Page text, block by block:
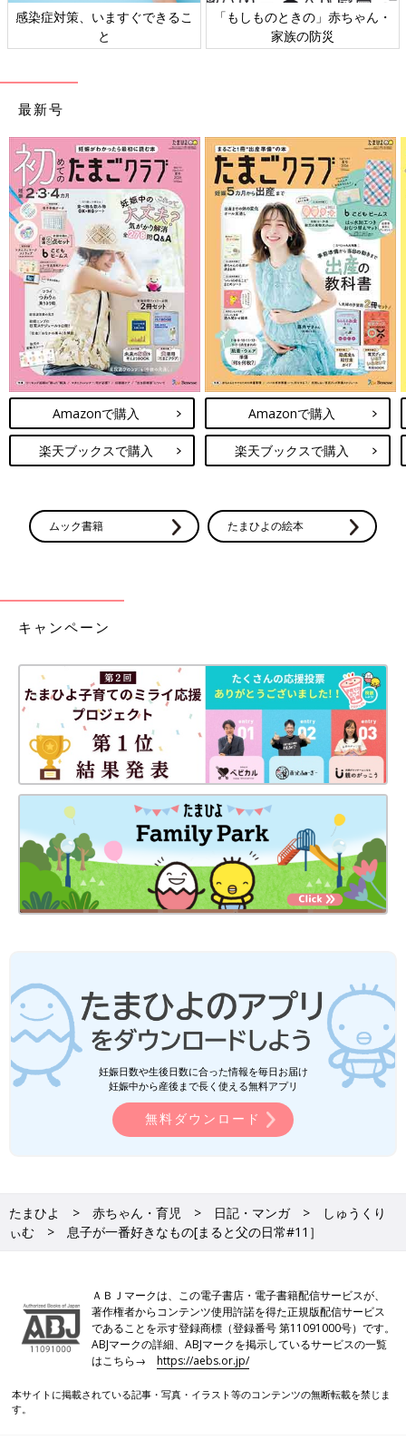
感染症対策、いますぐできるこ
と
「もしものときの」赤ちゃん・
家族の防災
最新号
Amazonで購入
楽天ブックスで購入
Amazonで購入
楽天ブックスで購入
ムック書籍 たまひよの絵本
キャンペーン
妊娠日数や生後日数に合った情報を毎日お届け
妊娠中から産後まで長く使える無料アプリ
無料ダウンロード
たまひよ 赤ちゃん・育児 日記・マンガ
しゅうくり
ぃむ
息子が一番好きなもの[まると父の日常#11］
ＡＢＪマークは、この電子書店・電子書籍配信サービスが、
著作権者からコンテンツ使用許諾を得た正規版配信サービス
であることを示す登録商標（登録番号 第11091000号）です。
ABJマークの詳細、ABJマークを掲示しているサービスの一覧
はこちら→https://aebs.or.jp/
本サイトに掲載されている記事・写真・イラスト等のコンテンツの無断転載を禁じま
す。